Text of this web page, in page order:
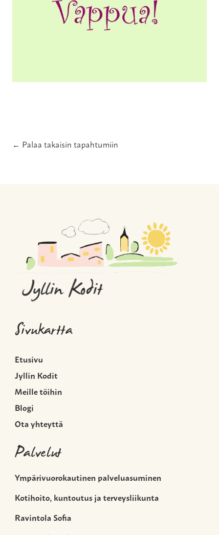
← Palaa takaisin tapahtumiin
Sivukartta
Etusivu
Jyllin Kodit
Meille töihin
Blogi
Ota yhteyttä
Palvelut
Ympärivuorokautinen palveluasuminen
Kotihoito, kuntoutus ja terveysliikunta
Ravintola Sofia